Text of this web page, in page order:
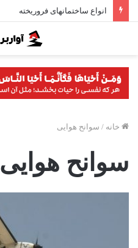
انواع ساختمانهای فروریخته
خانه / سوانح هوایی
سوانح هوایی